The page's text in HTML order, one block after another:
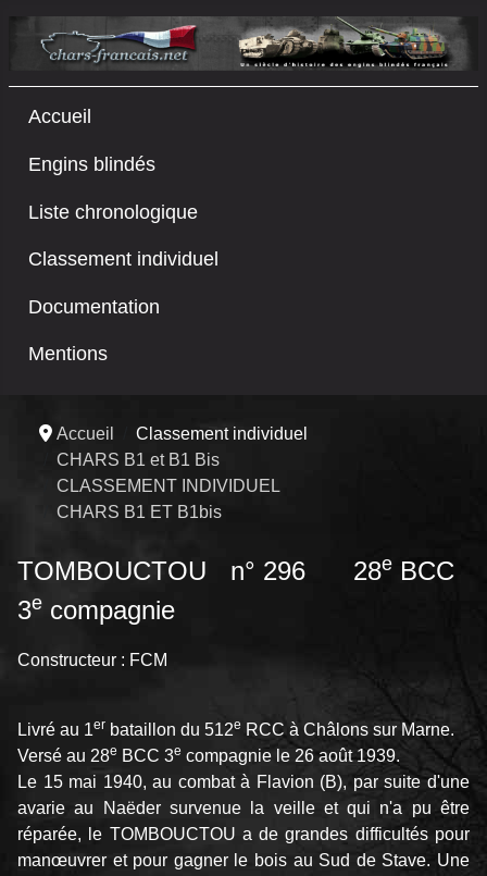
Accueil
Engins blindés
Liste chronologique
Classement individuel
Documentation
Mentions
Accueil
Classement individuel
CHARS B1 et B1 Bis
CLASSEMENT INDIVIDUEL
CHARS B1 ET B1bis
TOMBOUCTOU n° 296 28eBCC
3e compagnie
Constructeur : FCM
Livré au 1er bataillon du 512e RCC à Châlons sur Marne.
Versé au 28e BCC 3e compagnie le 26 août 1939.
Le 15 mai 1940, au combat à Flavion (B), par suite d'une
avarie au Naëder survenue la veille et qui n'a pu être
réparée, le TOMBOUCTOU a de grandes difficultés pour
manœuvrer et pour gagner le bois au Sud de Stave. Une